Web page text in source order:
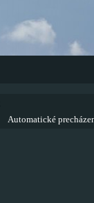
Automatické